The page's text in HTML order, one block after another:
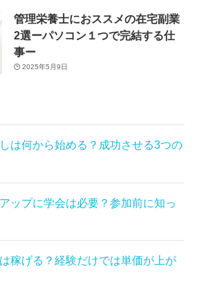
管理栄養士におススメの在宅副業
2選ーパソコン１つで完結する仕
事ー
2025年5月9日
は何から始める？成功させる3つの
ップに学会は必要？参加前に知っ
稼げる？経験だけでは単価が上が